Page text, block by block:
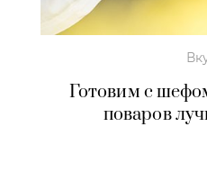
Готовим с
поваров